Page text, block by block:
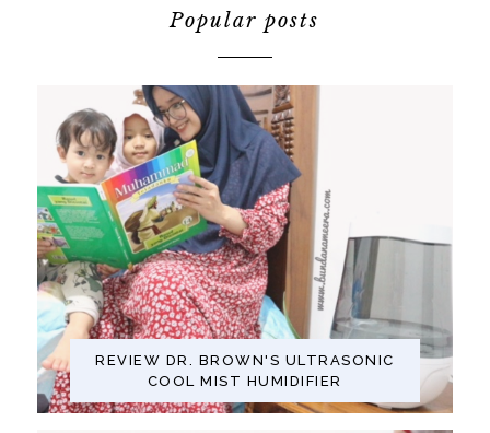
Popular posts
REVIEW DR. BROWN'S ULTRASONIC
COOL MIST HUMIDIFIER